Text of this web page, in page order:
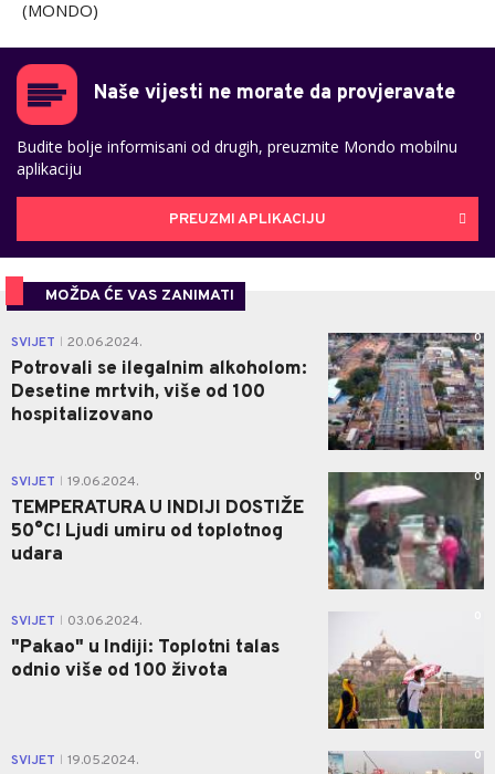
(MONDO)
Naše vijesti ne morate da provjeravate
Budite bolje informisani od drugih, preuzmite Mondo mobilnu
aplikaciju
PREUZMI APLIKACIJU
MOŽDA ĆE VAS ZANIMATI
SVIJET 20.06.2024.
Potrovali se ilegalnim alkoholom:
Desetine mrtvih, više od 100
hospitalizovano
0
SVIJET 19.06.2024.
TEMPERATURA U INDIJI DOSTIŽE
50°C! Ljudi umiru od toplotnog
udara
0
SVIJET 03.06.2024.
"Pakao" u Indiji: Toplotni talas
odnio više od 100 života
SVIJET 19.05.2024. 0